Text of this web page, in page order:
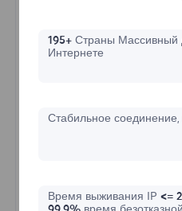
195+Страны Массивный
Интернете
Стабильное
Время выживания IP <=